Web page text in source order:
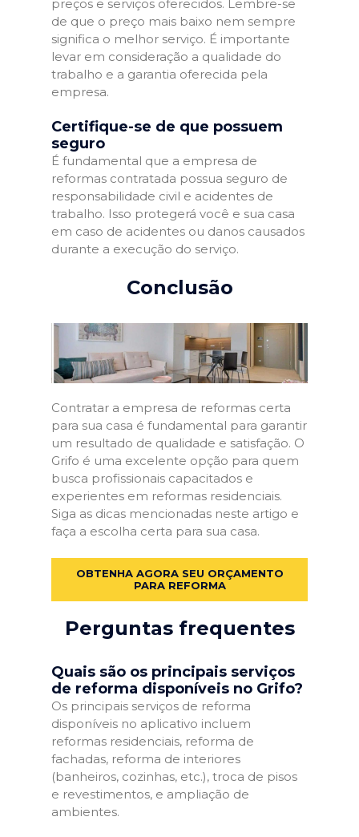
preços e serviços oferecidos. Lembre-se
de que o preço mais baixo nem sempre
significa o melhor serviço. É importante
levar em consideração a qualidade do
trabalho e a garantia oferecida pela
empresa.
Certifique-se de que possuem
seguro
É fundamental que a empresa de
reformas contratada possua seguro de
responsabilidade civil e acidentes de
trabalho. Isso protegerá você e sua casa
em caso de acidentes ou danos causados
durante a execução do serviço.
Conclusão
Contratar a empresa de reformas certa
para sua casa é fundamental para garantir
um resultado de qualidade e satisfação. O
Grifo é uma excelente opção para quem
busca profissionais capacitados e
experientes em reformas residenciais.
Siga as dicas mencionadas neste artigo e
faça a escolha certa para sua casa.
OBTENHA AGORA SEU ORÇAMENTO
PARA REFORMA
Perguntas frequentes
Quais são os principais serviços
de reforma disponíveis no Grifo?
Os principais serviços de reforma
disponíveis no aplicativo incluem
reformas residenciais, reforma de
fachadas, reforma de interiores
(banheiros, cozinhas, etc.), troca de pisos
e revestimentos, e ampliação de
ambientes.